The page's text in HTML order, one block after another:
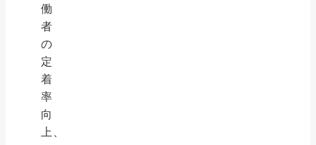
働
者
の
定
着
率
向
上、